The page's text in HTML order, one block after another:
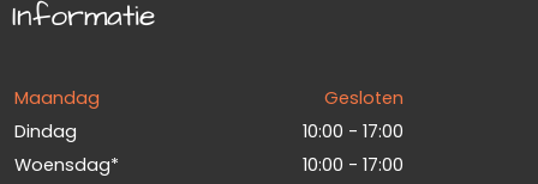
Informatie
Maandag
Gesloten
Dindag
10:00 - 17:00
Woensdag*
10:00 - 17:00